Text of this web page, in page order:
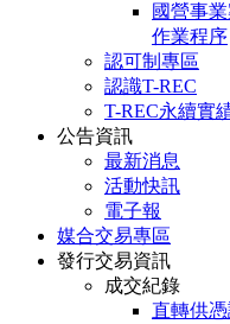
國營事
作業程序
認可制專區
認識T-REC
T-REC永續實
公告資訊
最新消息
活動快訊
電子報
媒合交易專區
發行交易資訊
成交紀錄
直轉供